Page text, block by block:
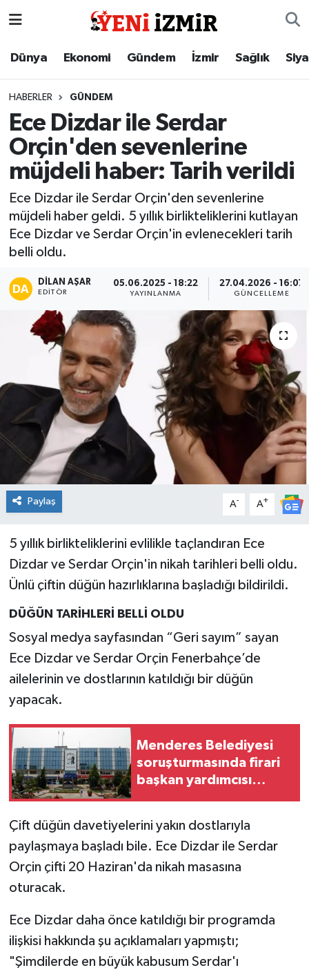
Dünya Ekonomi Gündem İzmir Sağlık
HABERLER GÜNDEM
Ece Dizdar ile Serdar
Orçin'den sevenlerine
müjdeli haber: Tarih verildi
Ece Dizdar ile Serdar Orçin'den sevenlerine
müjdeli haber geldi. 5 yıllık birlikteliklerini kutlayan
Ece Dizdar ve Serdar Orçin'in evlenecekleri tarih
belli oldu.
DILAN AŞAR
EDITÖR
05.06.2025 - 18:22
YAYINLANMA
27.04.2026 - 16:07
GÜNCELLEME
Paylaş A- A+
5 yıllık birlikteliklerini evlilikle taçlandıran Ece
Dizdar ve Serdar Orçin'in nikah tarihleri belli oldu.
Ünlü çiftin düğün hazırlıklarına başladığı bildirildi.
DÜĞÜN TARİHLERİ BELLİ OLDU
Sosyal medya sayfasından “Geri sayım” sayan
Ece Dizdar ve Serdar Orçin Fenerbahçe’de
ailelerinin ve dostlarının katıldığı bir düğün
yapacak.
Menderes Belediyesi
soruşturmasında firari
başkan yardımcısı
Çift düğün davetiyelerini yakın dostlarıyla
paylaşmaya başladı bile. Ece Dizdar ile Serdar
Orçin çifti 20 Haziran'da nikah masasına
oturacak.
Ece Dizdar daha önce katıldığı bir programda
ilişkisi hakkında şu açıklamaları yapmıştı;
"Şimdilerde en büyük kabusum Serdar'ı
Dünya
Gündem
İzmir
Sağlık
Siyaset
Spor
Teknoloji
Tatil ve Seyahat
Çevre
Okul Gazetesi
İzmir Nöbetçi Eczaneler
İzmir Namaz Vakitleri
İzmir Trafik Yoğunluk Haritası
Süper Lig Puan Durumu ve Fikstür
Tüm Manşetler